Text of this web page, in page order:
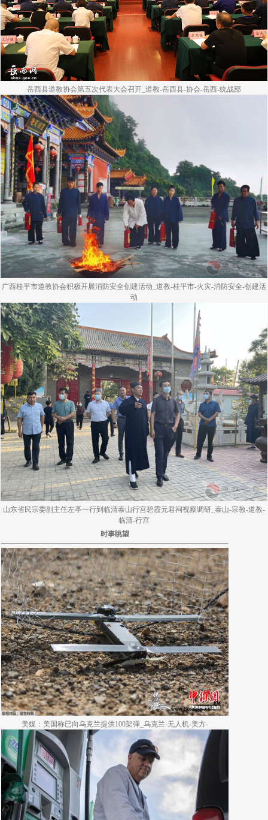
岳西县道教协会第五次代表大会召开_道教-岳西县-协会-岳西-统战部
广西桂平市道教协会积极开展消防安全创建活动_道教-桂平市-火灾-消防安全-创建活
动
山东省民宗委副主任左亭一行到临清泰山行宫碧霞元君祠视察调研_泰山-宗教-道教-
临清-行宫
时事眺望
美媒：美国称已向乌克兰提供100架弹_乌克兰-无人机-美方-